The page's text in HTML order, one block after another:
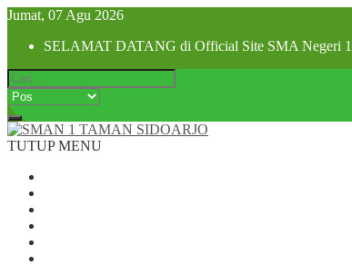
Jumat, 07 Agu 2026
SELAMAT DATANG di Official Site SMA Negeri 1
TUTUP MENU